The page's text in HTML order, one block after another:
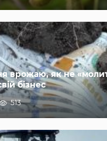
врожаю, як не
бізнес
513